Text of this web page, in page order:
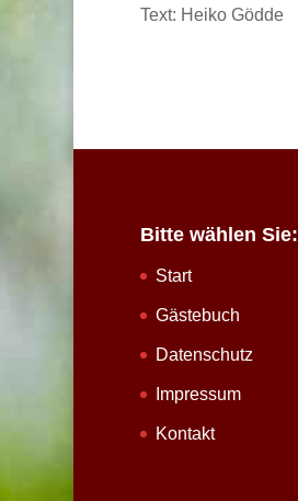
Text: Heiko Gödde
Bitte wählen Sie:
Start
Gästebuch
Datenschutz
Impressum
Kontakt